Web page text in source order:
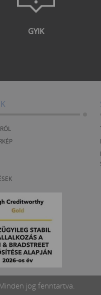
GYIK
jog fenntartva.